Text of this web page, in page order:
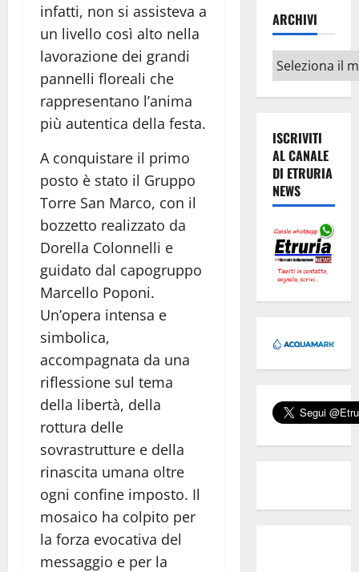
infatti, non si assisteva a
un livello così alto nella
lavorazione dei grandi
pannelli floreali che
rappresentano l’anima
più autentica della festa.
A conquistare il primo
posto è stato il Gruppo
Torre San Marco, con il
bozzetto realizzato da
Dorella Colonnelli e
guidato dal capogruppo
Marcello Poponi.
Un’opera intensa e
simbolica,
accompagnata da una
riflessione sul tema
della libertà, della
rottura delle
sovrastrutture e della
rinascita umana oltre
ogni confine imposto. Il
mosaico ha colpito per
la forza evocativa del
messaggio e per la
ARCHIVI
Archivi
ISCRIVITI
AL CANALE
DI ETRURIA
NEWS